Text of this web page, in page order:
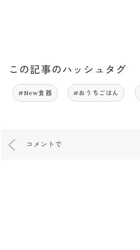
この記事のハッシュタグ
#New食器 #おうちごはん
コメントで